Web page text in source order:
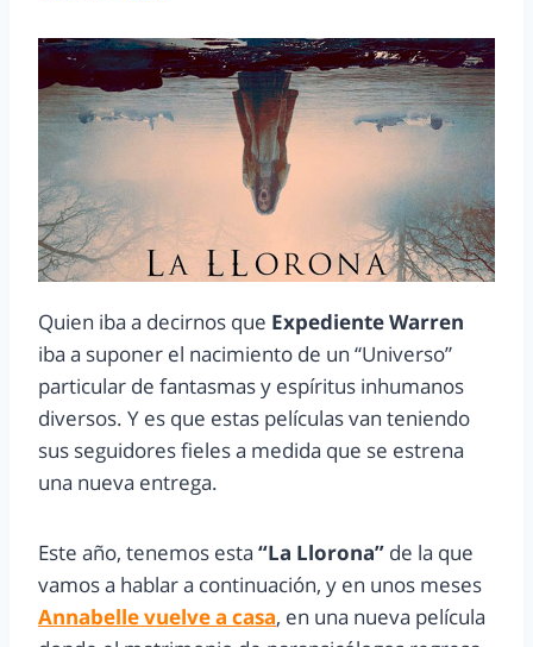
Quien iba a decirnos que Expediente Warren
iba a suponer el nacimiento de un “Universo”
particular de fantasmas y espíritus inhumanos
diversos. Y es que estas películas van teniendo
sus seguidores fieles a medida que se estrena
una nueva entrega.
Este año, tenemos esta “La Llorona” de la que
vamos a hablar a continuación, y en unos meses
Annabelle vuelve a casa, en una nueva película